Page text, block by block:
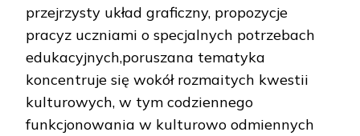
przejrzysty układ graficzny, propozycje
pracyz uczniami o specjalnych potrzebach
edukacyjnych,poruszana tematyka
koncentruje się wokół rozmaitych kwestii
kulturowych, w tym codziennego
funkcjonowania w kulturowo odmiennych